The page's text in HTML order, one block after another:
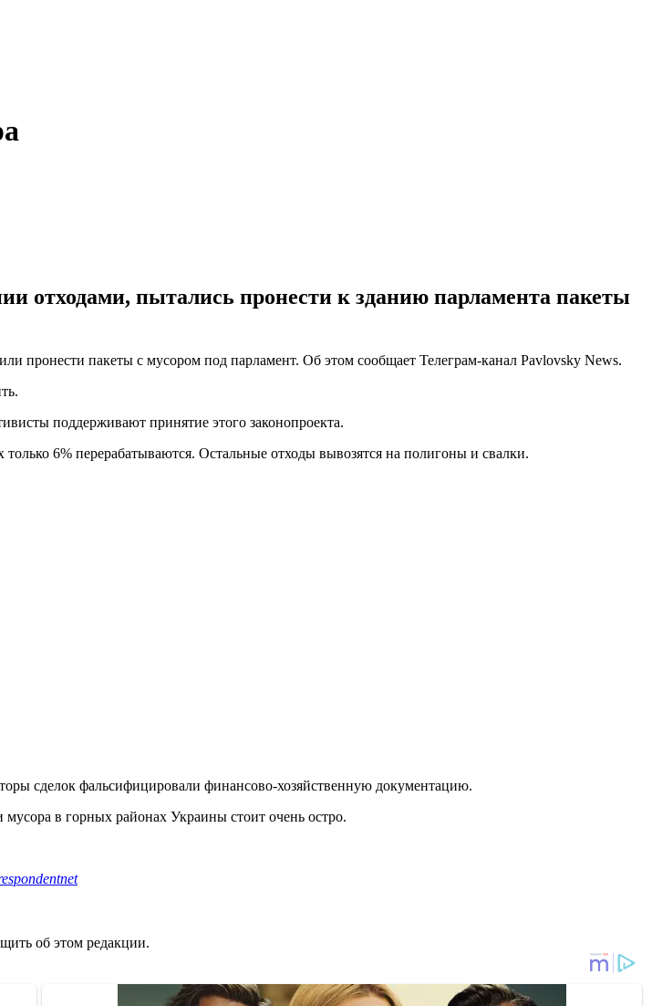
отходами, пытались пронести к зданию парламента пакеты
пронести пакеты с мусором под парламент. Об этом сообщает Телеграм-канал Pavlovsky News.
поддерживают принятие этого законопроекта.
6% перерабатываются. Остальные отходы вывозятся на полигоны и свалки.
сделок фальсифицировали финансово-хозяйственную документацию.
в горных районах Украины стоит очень остро.
об этом редакции.